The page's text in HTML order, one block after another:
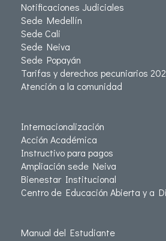
Notificaciones Judiciales
Sede Medellín
Sede Cali
Sede Neiva
Sede Popayán
Tarifas y derechos pecuniarios
Atención a la comunidad
Internacionalización
Acción Académica
Instructivo para pagos
Ampliación sede Neiva
Bienestar Institucional
Centro de Educación Abierta y a
Manual del Estudiante